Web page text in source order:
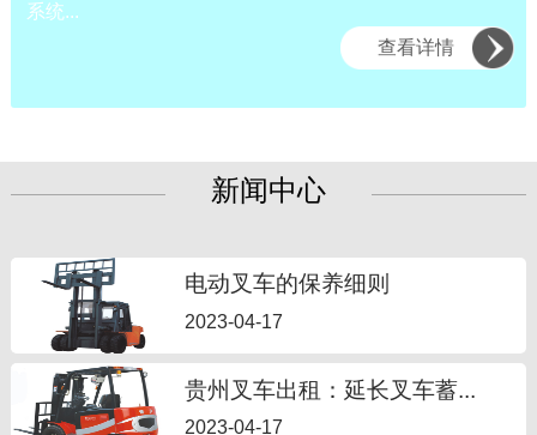
系统...
查看详情
新闻中心
电动叉车的保养细则
2023-04-17
贵州叉车出租：延长叉车蓄...
2023-04-17